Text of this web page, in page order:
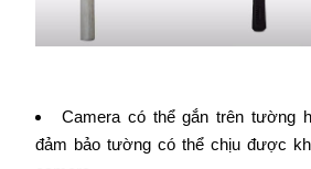
Camera có thể gắn trên tường
đảm bảo tường có thể chịu được